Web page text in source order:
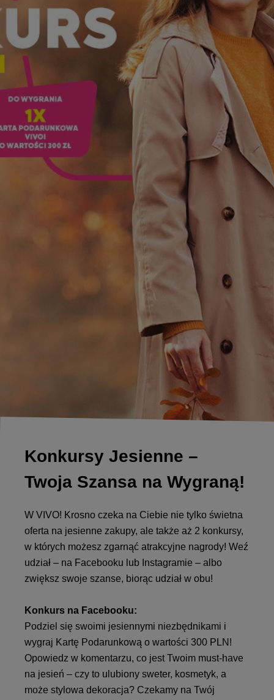
Konkursy Jesienne –
Twoja Szansa na Wygraną!
W VIVO! Krosno czeka na Ciebie nie tylko świetna
oferta na jesienne zakupy, ale także aż 2 konkursy,
w których możesz zgarnąć atrakcyjne nagrody! Weź
udział – na Facebooku lub Instagramie – albo
zwiększ swoje szanse, biorąc udział w obu!
Konkurs na Facebooku:
Podziel się swoimi jesiennymi niezbędnikami i
wygraj Kartę Podarunkową o wartości 300 PLN!
Opowiedz w komentarzu, co jest Twoim must-have
na jesień – czy to ulubiony sweter, kosmetyk, a
może stylowa dekoracja? Czekamy na Twój